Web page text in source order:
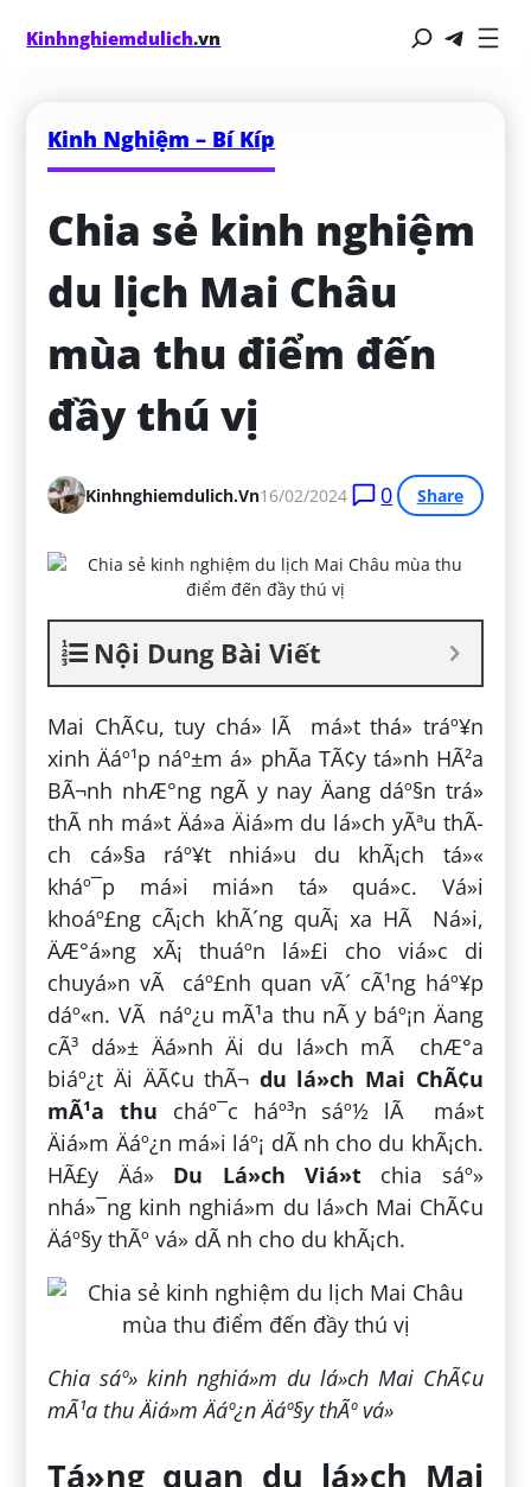
Kinhnghiemdulich.vn
Kinh Nghiệm – Bí Kíp
Chia sẻ kinh nghiệm
du lịch Mai Châu
mùa thu điểm đến
đầy thú vị
Kinhnghiemdulich.vn16/02/2024 0 Share
Nội Dung Bài Viết
Mai ChÃ¢u, tuy chá» lÃ má»t thá» tráº¥n
xinh Äáº¹p náº±m á» phÃ­a TÃ¢y tá»nh HÃ²a
BÃ¬nh nhÆ°ng ngÃ y nay Äang dáº§n trá»
thÃ nh má»t Äá»a Äiá»m du lá»ch yÃªu thÃ­
ch cá»§a ráº¥t nhiá»u du khÃ¡ch tá»«
kháº¯p má»i miá»n tá» quá»c. Vá»i
khoáº£ng cÃ¡ch khÃ´ng quÃ¡ xa HÃ Ná»i,
ÄÆ°á»ng xÃ¡ thuáº­n lá»£i cho viá»c di
chuyá»n vÃ cáº£nh quan vÃ´ cÃ¹ng háº¥p
dáº«n. VÃ náº¿u mÃ¹a thu nÃ y báº¡n Äang
cÃ³ dá»± Äá»nh Äi du lá»ch mÃ chÆ°a
biáº¿t Äi ÄÃ¢u thÃ¬ du lá»ch Mai ChÃ¢u
mÃ¹a thu cháº¯c háº³n sáº½ lÃ má»t
Äiá»m Äáº¿n má»i láº¡ dÃ nh cho du khÃ¡ch.
HÃ£y Äá» Du Lá»ch Viá»t chia sáº»
nhá»¯ng kinh nghiá»m du lá»ch Mai ChÃ¢u
Äáº§y thÃº vá» dÃ nh cho du khÃ¡ch.
Chia sáº» kinh nghiá»m du lá»ch Mai ChÃ¢u
mÃ¹a thu Äiá»m Äáº¿n Äáº§y thÃº vá»
Tá»ng quan du lá»ch Mai